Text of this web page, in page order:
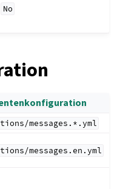
No
messages.*.yml
messages.en.yml